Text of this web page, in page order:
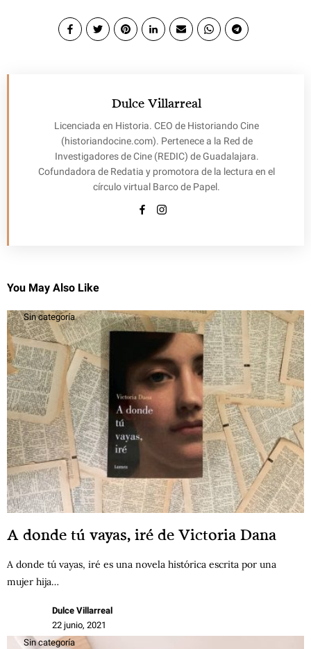
Dulce Villarreal
Licenciada en Historia. CEO de Historiando Cine
(historiandocine.com). Pertenece a la Red de
Investigadores de Cine (REDIC) de Guadalajara.
Cofundadora de Redatia y promotora de la lectura en el
círculo virtual Barco de Papel.
You May Also Like
Sin categoría
A donde tú vayas, iré de Victoria Dana
A donde tú vayas, iré es una novela histórica escrita por una
mujer hija…
Dulce Villarreal
22 junio, 2021
Sin categoría